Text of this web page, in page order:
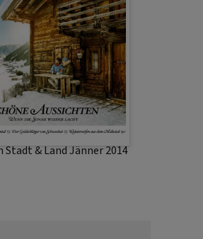
Stadt & Land Jänner 2014